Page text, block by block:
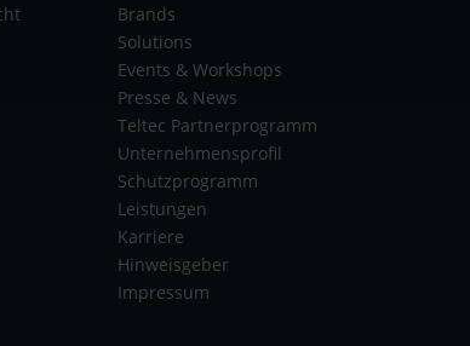
Brands
Solutions
Events & Workshops
Presse & News
Teltec Partnerprogramm
Unternehmensprofil
Schutzprogramm
Leistungen
Karriere
Hinweisgeber
Impressum